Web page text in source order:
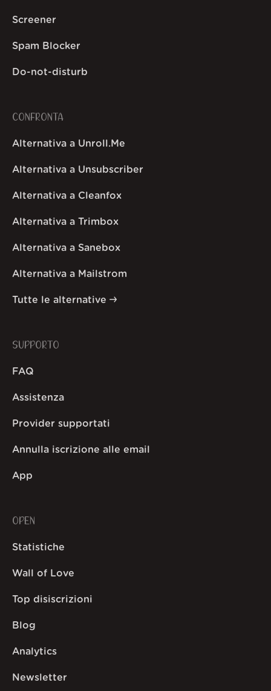
Screener
Spam Blocker
Do-not-disturb
CONFRONTA
Alternativa a Unroll.Me
Alternativa a Unsubscriber
Alternativa a Cleanfox
Alternativa a Trimbox
Alternativa a Sanebox
Alternativa a Mailstrom
Tutte le alternative
SUPPORTO
FAQ
Assistenza
Provider supportati
Annulla iscrizione alle email
App
OPEN
Statistiche
Wall of Love
Top disiscrizioni
Blog
Analytics
Newsletter